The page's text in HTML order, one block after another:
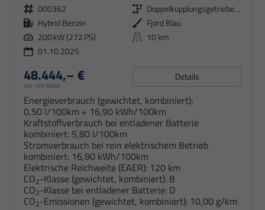
000362
Doppelkupplungsgetriebe (DSG)
Hybrid Benzin
Fjord Blau
200 kW (272 PS)
10 km
01.10.2025
48.444,– €
incl. 19% MwSt.
Details
Energieverbrauch (gewichtet, kombiniert):
0,50 l/100km + 16,90 kWh/100km
Kraftstoffverbrauch bei entladener Batterie
kombiniert: 5,80 l/100km
Stromverbrauch bei rein elektrischem Betrieb
kombiniert: 16,90 kWh/100km
Elektrische Reichweite (EAER): 120 km
CO2-Klasse (gewichtet, kombiniert): B
CO2-Klasse bei entladener Batterie: D
CO2-Emissionen (gewichtet, kombiniert): 10,00 g/km